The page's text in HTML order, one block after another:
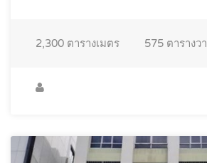
2,300 ตารางเมตร 575 ตารางวา